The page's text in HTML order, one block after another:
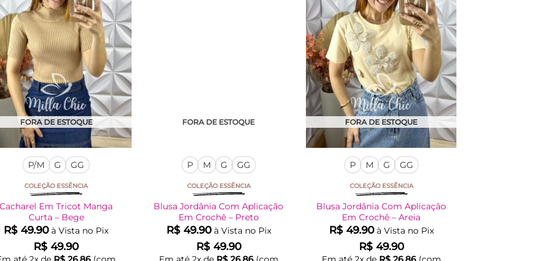
opções
podem
ser
escolhidas
na
página
do
produto
opções
podem
ser
escolhidas
na
página
do
produto
FORA DE ESTOQUE
P/M G GG
COLEÇÃO ESSÊNCIA
Cacharel Em Tricot Manga
Curta – Bege
R$ 49.90 à Vista no Pix
R$ 49.90
FORA DE ESTOQUE
P M G GG
COLEÇÃO ESSÊNCIA
Blusa Jordânia Com Aplicação
Em Crochê – Preto
R$49.90 à Vista no Pix
R$49.90
FORA DE ESTOQUE
P M G GG
COLEÇÃO ESSÊNCIA
Blusa Jordânia Com Aplicação
Em Crochê – Areia
R$49.90 à Vista no Pix
R$49.90